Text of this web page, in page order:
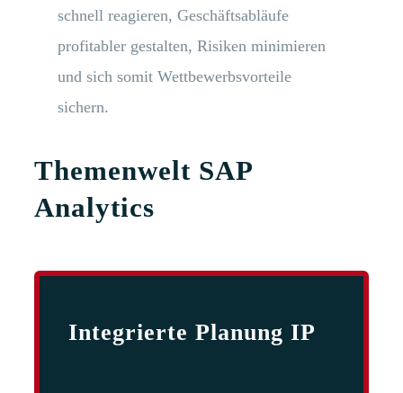
schnell reagieren, Geschäftsabläufe
profitabler gestalten, Risiken minimieren
und sich somit Wettbewerbsvorteile
sichern.
Themenwelt SAP
Analytics
Integrierte Planung IP